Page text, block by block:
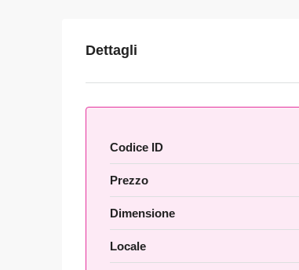
Dettagli
Codice ID
Prezzo
Dimensione
Locale